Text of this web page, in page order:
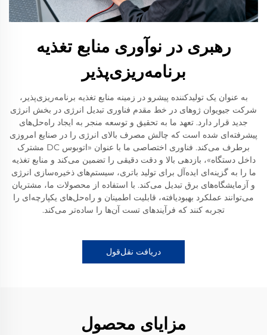
رهبری در نوآوری منابع تغذیه
برنامه‌ریزی‌پذیر
به عنوان یک تولیدکننده پیشرو در زمینه منابع تغذیه برنامه‌ریزی‌پذیر،
شرکت جیویوان ژوهای در خط مقدم فناوری تبدیل انرژی در بخش انرژی
جدید قرار دارد. تعهد ما به تحقیق و توسعه منجر به ایجاد راه‌حل‌های
پیشرفته‌ای شده است که چالش مصرف بالای انرژی را در صنایع امروزی
برطرف می‌کند. فناوری اختصاصی ما با عنوان «اتوبوس DC مشترک
داخل دستگاه»، بازدهی بالا و دقت دقیقی را تضمین می‌کند و منابع تغذیه
ما را به گزینه‌ای ایده‌آل برای تولید باتری، سیستم‌های ذخیره‌سازی انرژی
و آزمایشگاه‌های برق تبدیل می‌کند. با استفاده از محصولات ما، مشتریان
می‌توانند عملکرد بهبودیافته، قابلیت اطمینان و راه‌حل‌های یکپارچه‌ای را
تجربه کنند که فرآیندهای تست آن‌ها را ساده‌تر می‌کند.
دریافت نقل‌قول
مزایای محصول